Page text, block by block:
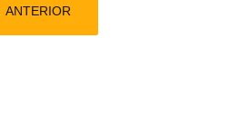
ANTERIOR